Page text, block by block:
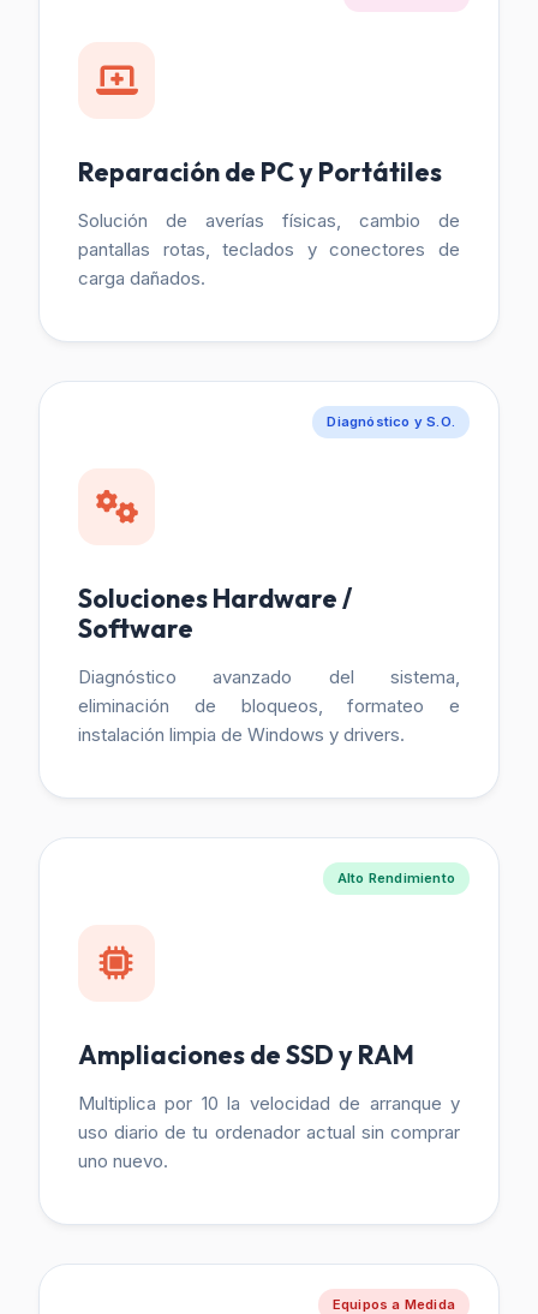
Reparación de PC y Portátiles
Solución de averías físicas, cambio de
pantallas rotas, teclados y conectores de
carga dañados.
Diagnóstico y S.O.
Soluciones Hardware /
Software
Diagnóstico avanzado del sistema,
eliminación de bloqueos, formateo e
instalación limpia de Windows y drivers.
Alto Rendimiento
Ampliaciones de SSD y RAM
Multiplica por 10 la velocidad de arranque y
uso diario de tu ordenador actual sin comprar
uno nuevo.
Equipos a Medida